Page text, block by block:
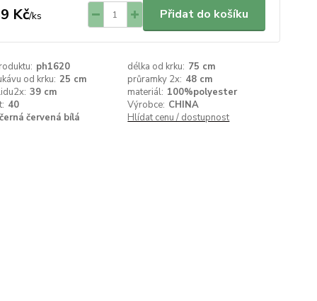
Kč/ks Přidat do košíku
ph1620 délka od krku: 75 cm
od krku: 25 cm průramky 2x: 48 cm
39 cm materiál: 100%polyester
40 Výrobce: CHINA
černá červená bílá Hlídat cenu / dostupnost